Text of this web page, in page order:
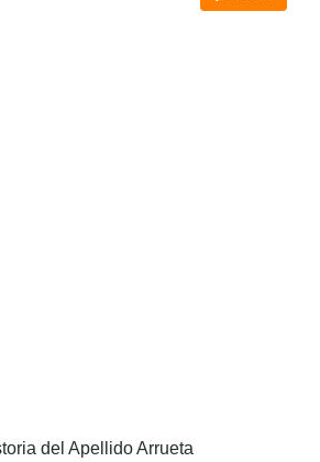
del Apellido Arrueta